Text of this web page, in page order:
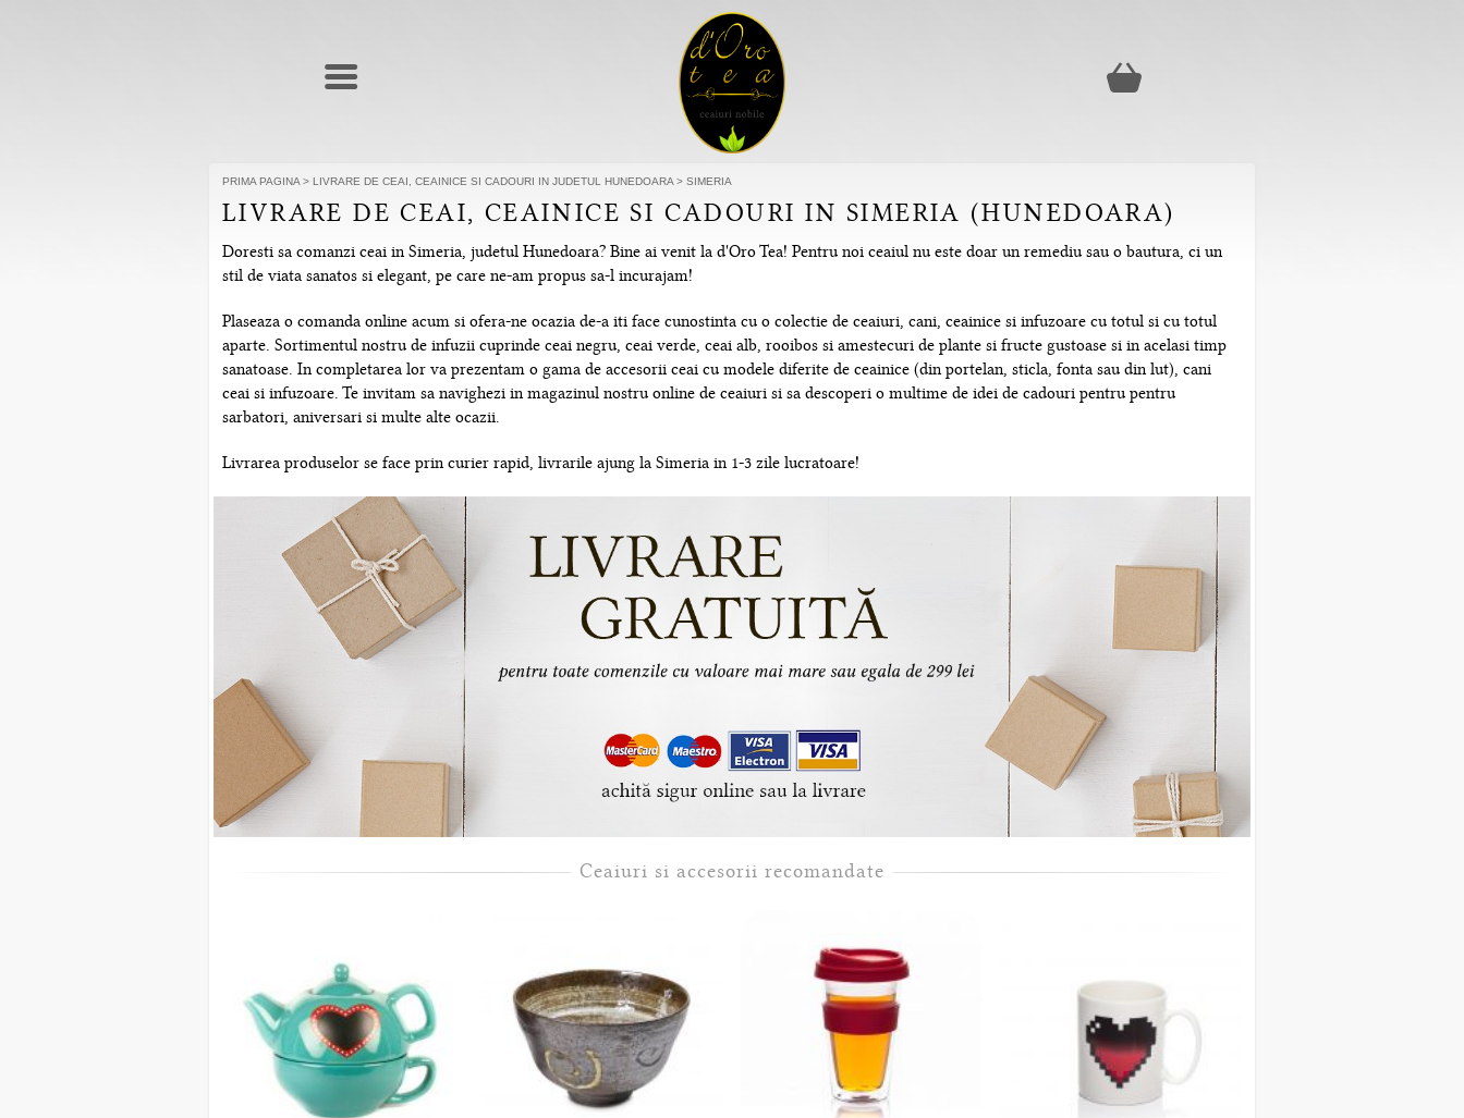
PRIMA PAGINA > LIVRARE DE CEAI, CEAINICE SI CADOURI IN JUDETUL HUNEDOARA > SIMERIA
LIVRARE DE CEAI, CEAINICE SI CADOURI IN SIMERIA (HUNEDOARA)
Doresti sa comanzi ceai in Simeria, judetul Hunedoara? Bine ai venit la d'Oro Tea! Pentru noi ceaiul nu este doar un remediu sau o bautura, ci un
stil de viata sanatos si elegant, pe care ne-am propus sa-l incurajam!
Plaseaza o comanda online acum si ofera-ne ocazia de-a iti face cunostinta cu o colectie de ceaiuri, cani, ceainice si infuzoare cu totul si cu totul
aparte. Sortimentul nostru de infuzii cuprinde ceai negru, ceai verde, ceai alb, rooibos si amestecuri de plante si fructe gustoase si in acelasi timp
sanatoase. In completarea lor va prezentam o gama de accesorii ceai cu modele diferite de ceainice (din portelan, sticla, fonta sau din lut), cani
ceai si infuzoare. Te invitam sa navighezi in magazinul nostru online de ceaiuri si sa descoperi o multime de idei de cadouri pentru pentru
sarbatori, aniversari si multe alte ocazii.
Livrarea produselor se face prin curier rapid, livrarile ajung la Simeria in 1-3 zile lucratoare!
Ceaiuri si accesorii recomandate